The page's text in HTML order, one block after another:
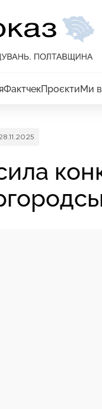
ФактчекПроєктиМи